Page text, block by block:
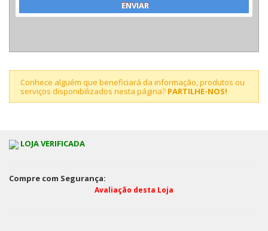
Conhece alguém que beneficiará da informação, produtos ou
serviços disponibilizados nesta página? PARTILHE-NOS!
LOJA VERIFICADA
Compre com Segurança:
Avaliação desta Loja